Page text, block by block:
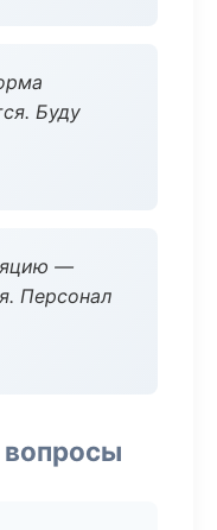
Буду
—
Персонал